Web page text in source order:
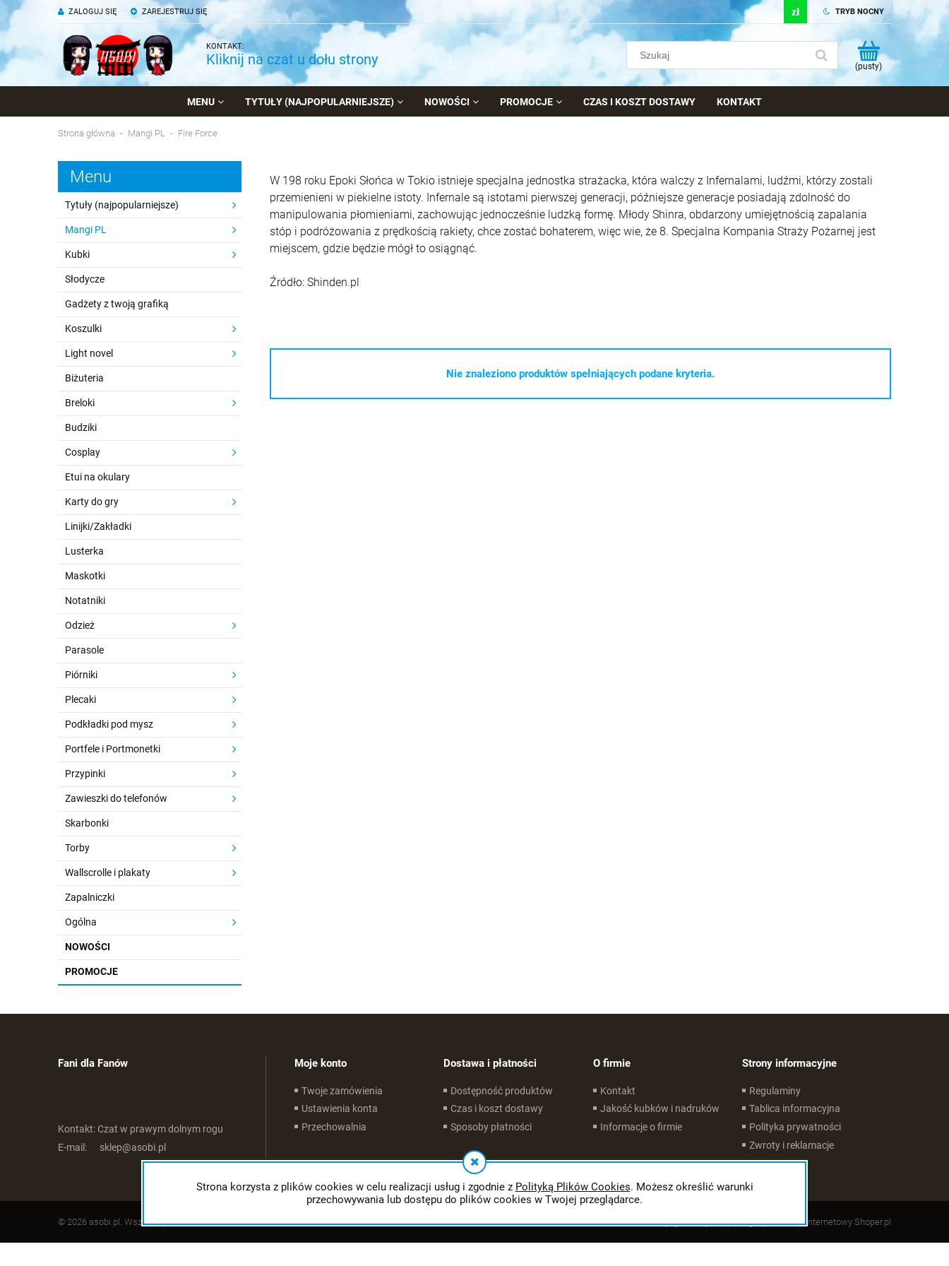
Strona korzysta z plików cookies w celu realizacji usług i zgodnie z Polityką Plików Cookies. Możesz określić warunki
przechowywania lub dostępu do plików cookies w Twojej przeglądarce.
ZAREJESTRUJ SIĘ
ZALOGUJ SIĘ TRYB NOCNY
KONTAKT:
Kliknij na czat u dołu strony (pusty)
MENU TYTUŁY (NAJPOPULARNIEJSZE) NOWOŚCI PROMOCJE CZAS I KOSZT DOSTAWY KONTAKT
Strona główna Mangi PL Fire Force
Menu
Tytuły (najpopularniejsze)
Mangi PL
Kubki
Słodycze
Gadżety z twoją grafiką
Koszulki
Light novel
Biżuteria
Breloki
Budziki
Cosplay
Etui na okulary
Karty do gry
Linijki/Zakładki
Lusterka
Maskotki
Notatniki
Odzież
Parasole
Piórniki
Plecaki
Podkładki pod mysz
Portfele i Portmonetki
Przypinki
Zawieszki do telefonów
Skarbonki
Torby
Wallscrolle i plakaty
Zapalniczki
Ogólna
NOWOŚCI
PROMOCJE
W 198 roku Epoki Słońca w Tokio istnieje specjalna jednostka strażacka, która walczy z Infernalami, ludźmi, którzy zostali
przemienieni w piekielne istoty. Infernale są istotami pierwszej generacji, późniejsze generacje posiadają zdolność do
manipulowania płomieniami, zachowując jednocześnie ludzką formę. Młody Shinra, obdarzony umiejętnością zapalania
stóp i podróżowania z prędkością rakiety, chce zostać bohaterem, więc wie, że 8. Specjalna Kompania Straży Pożarnej jest
miejscem, gdzie będzie mógł to osiągnąć.
Źródło: Shinden.pl
Nie znaleziono produktów spełniających podane kryteria.
Fani dla Fanów
Kontakt:Czat w prawym dolnym rogu
E-mail:
sklep@asobi.pl
Moje konto
Twoje zamówienia
Ustawienia konta
Przechowalnia
Dostawa i płatności
Dostępność produktów
Czas i koszt dostawy
Sposoby płatności
O firmie
Kontakt
Jakość kubków i nadruków
Informacje o firmie
Strony informacyjne
Regulaminy
Tablica informacyjna
Polityka prywatności
Zwroty i reklamacje
© 2026 asobi.pl. Wszelkie prawa zastrzeżone. Styl graficzny ShopGadget.pl Sklep internetowy Shoper.pl